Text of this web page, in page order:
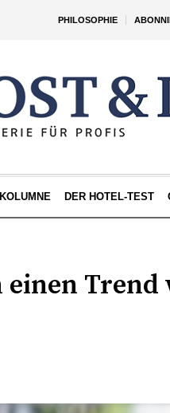
PHILOSOPHIE
DER HOTEL-TEST
einen